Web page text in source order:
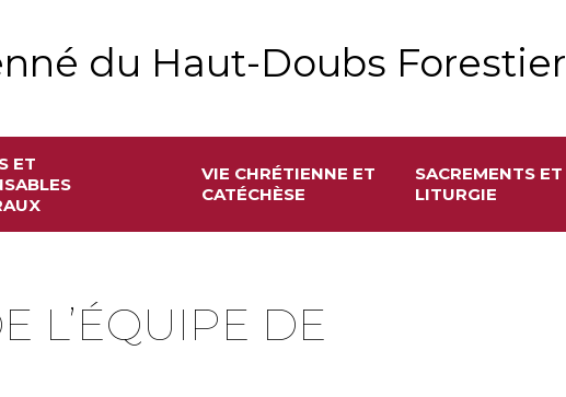
du Haut-Doubs Forestier
ET
VIE CHRÉTIENNE ET
CATÉCHÈSE
SACREMENTS ET
LITURGIE
L’ÉQUIPE DE